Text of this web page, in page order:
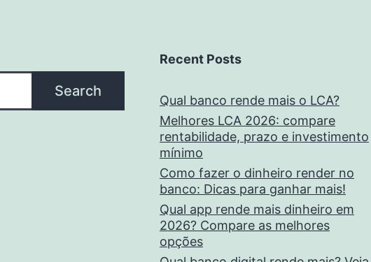
Search
Recent Posts
Qual banco rende mais o LCA?
Melhores LCA 2026: compare
rentabilidade, prazo e investimento
mínimo
Como fazer o dinheiro render no
banco: Dicas para ganhar mais!
Qual app rende mais dinheiro em
2026? Compare as melhores
opções